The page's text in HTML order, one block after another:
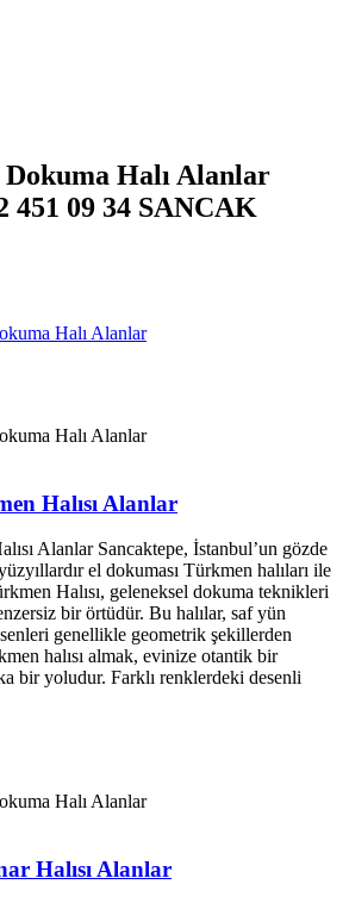
Dokuma Halı Alanlar
451 09 34 SANCAK
Halı Alanlar
Halı Alanlar
Halısı Alanlar
Alanlar Sancaktepe, İstanbul’un gözde
el dokuması Türkmen halıları ile
Halısı, geleneksel dokuma teknikleri
bir örtüdür. Bu halılar, saf yün
genellikle geometrik şekillerden
halısı almak, evinize otantik bir
bir yoludur. Farklı renklerdeki desenli
Halı Alanlar
Halısı Alanlar